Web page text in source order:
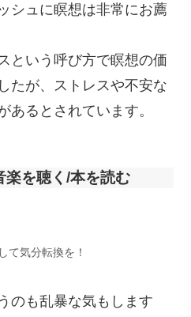
シュに瞑想は非常にお薦
という呼び方で瞑想の価
たが、ストレスや不安な
あるとされています。
楽を聴く/本を読む
て気分転換を！
のも乱暴な気もします